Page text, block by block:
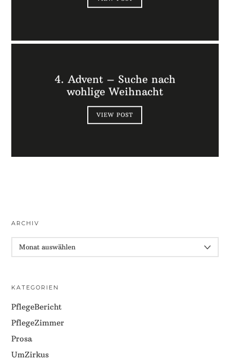
4. Advent – Suche nach
wohlige Weihnacht
VIEW POST
ARCHIV
KATEGORIEN
PflegeBericht
PflegeZimmer
Prosa
UmZirkus